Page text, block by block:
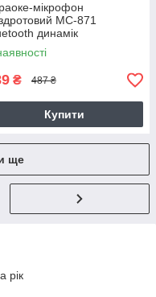
мікрофон
MC-871
динамік
для співу
₴ 487 ₴
Купити
ще
рік